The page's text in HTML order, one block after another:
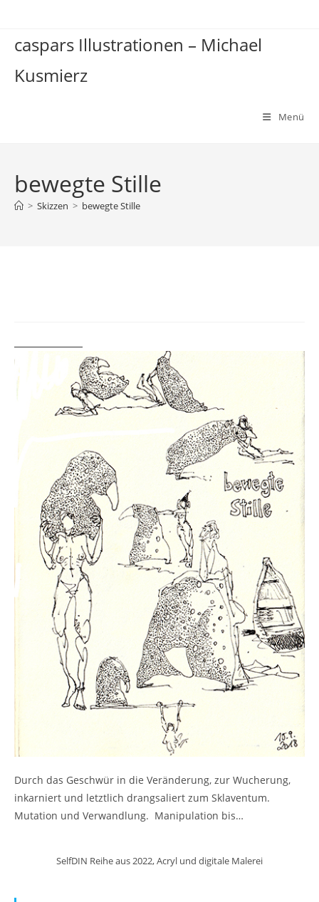
springen
caspars Illustrationen – Michael
Kusmierz
Menü
bewegte Stille
> Skizzen > bewegte Stille
Durch das Geschwür in die Veränderung, zur Wucherung,
inkarniert und letztlich drangsaliert zum Sklaventum.
Mutation und Verwandlung. Manipulation bis…
SelfDIN Reihe aus 2022, Acryl und digitale Malerei